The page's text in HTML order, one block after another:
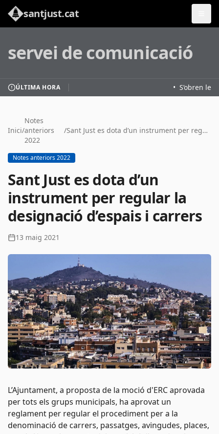
santjust.cat
servei de comunicació
ÚLTIMA HORA S’obren
Inici/
Notes
anteriors
2022
/ Sant Just es dota d’un instrument per regular la designació d’espais i carrers
Notes anteriors 2022
Sant Just es dota d’un
instrument per regular la
designació d’espais i carrers
13 maig 2021
L’Ajuntament, a proposta de la moció d'ERC aprovada
per tots els grups municipals, ha aprovat un
reglament per regular el procediment per a la
denominació de carrers, passatges, avingudes, places,